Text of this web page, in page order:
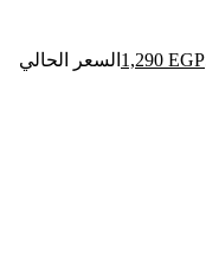
1,290 EGP
السعر الحالي